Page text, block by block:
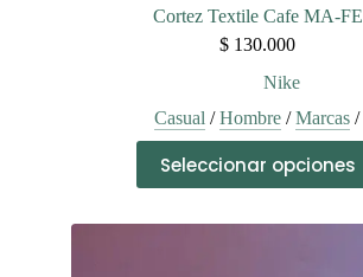
Cortez Textile Cafe MA-FE
$ 130.000
Nike
Casual/Hombre/Marcas/
Seleccionar opciones
producto
tiene